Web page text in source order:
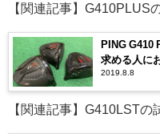
【関連記事】G410PLUS
PING G410
求める人に
2019.8.8
【関連記事】G410LSTの